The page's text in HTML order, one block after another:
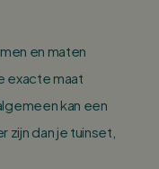
en maten
exacte maat
kan een
dan je tuinset,